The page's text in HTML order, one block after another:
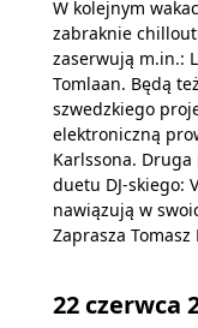
W kolejnym
zabraknie
zaserwują m.in.:
Tomlaan. Będą
szwedzkiego
elektroniczną
Karlssona.
duetu DJ-skiego:
nawiązują w
Zaprasza Tomasz
22 czerwca